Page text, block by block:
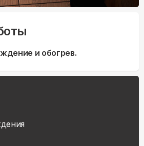
и обогрев.